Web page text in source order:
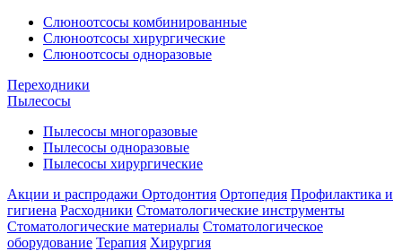
Слюноотсосы комбинированные
Слюноотсосы хирургические
Слюноотсосы одноразовые
Переходники
Пылесосы
Пылесосы многоразовые
Пылесосы одноразовые
Пылесосы хирургические
Акции и распродажи Ортодонтия Ортопедия Профилактика и
гигиена Расходники Стоматологические инструменты
Стоматологические материалы Стоматологическое
оборудование Терапия Хирургия